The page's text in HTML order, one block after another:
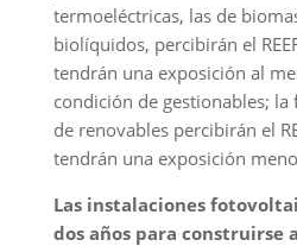
termoeléctricas, las de
biolíquidos, percibirán el
tendrán una exposición al
condición de gestionables;
de renovables percibirán el
tendrán una exposición
Las instalaciones
dos años para construirse